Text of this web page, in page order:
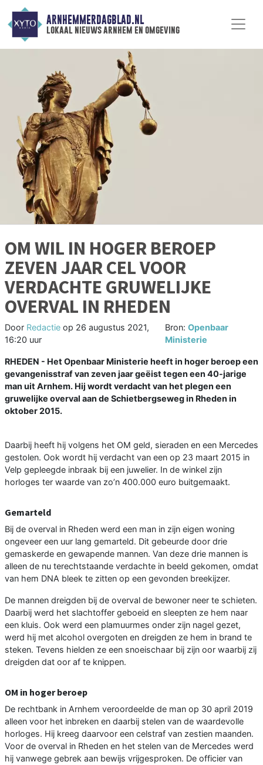
ARNHEMMERDAGBLAD.NL
lokaal nieuws arnhem en omgeving
OM WIL IN HOGER BEROEP
ZEVEN JAAR CEL VOOR
VERDACHTE GRUWELIJKE
OVERVAL IN RHEDEN
Door Redactie op 26 augustus 2021,
16:20 uur
Bron: Openbaar
Ministerie
RHEDEN - Het Openbaar Ministerie heeft in hoger beroep een
gevangenisstraf van zeven jaar geëist tegen een 40-jarige
man uit Arnhem. Hij wordt verdacht van het plegen een
gruwelijke overval aan de Schietbergseweg in Rheden in
oktober 2015.
Daarbij heeft hij volgens het OM geld, sieraden en een Mercedes
gestolen. Ook wordt hij verdacht van een op 23 maart 2015 in
Velp gepleegde inbraak bij een juwelier. In de winkel zijn
horloges ter waarde van zo’n 400.000 euro buitgemaakt.
Gemarteld
Bij de overval in Rheden werd een man in zijn eigen woning
ongeveer een uur lang gemarteld. Dit gebeurde door drie
gemaskerde en gewapende mannen. Van deze drie mannen is
alleen de nu terechtstaande verdachte in beeld gekomen, omdat
van hem DNA bleek te zitten op een gevonden breekijzer.
De mannen dreigden bij de overval de bewoner neer te schieten.
Daarbij werd het slachtoffer geboeid en sleepten ze hem naar
een kluis. Ook werd een plamuurmes onder zijn nagel gezet,
werd hij met alcohol overgoten en dreigden ze hem in brand te
steken. Tevens hielden ze een snoeischaar bij zijn oor waarbij zij
dreigden dat oor af te knippen.
OM in hoger beroep
De rechtbank in Arnhem veroordeelde de man op 30 april 2019
alleen voor het inbreken en daarbij stelen van de waardevolle
horloges. Hij kreeg daarvoor een celstraf van zestien maanden.
Voor de overval in Rheden en het stelen van de Mercedes werd
hij vanwege gebrek aan bewijs vrijgesproken. De officier van